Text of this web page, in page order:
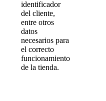
identificador
del cliente,
entre otros
datos
necesarios para
el correcto
funcionamiento
de la tienda.